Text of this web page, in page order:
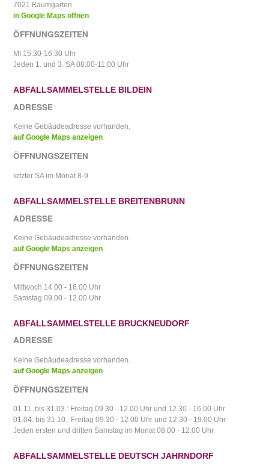
7021 Baumgarten
in Google Maps öffnen
ÖFFNUNGSZEITEN
MI 15:30-16:30 Uhr
Jeden 1. und 3. SA 08:00-11:00 Uhr
ABFALLSAMMELSTELLE BILDEIN
ADRESSE
Keine Gebäudeadresse vorhanden.
auf Google Maps anzeigen
ÖFFNUNGSZEITEN
letzter SA im Monat 8-9
ABFALLSAMMELSTELLE BREITENBRUNN
ADRESSE
Keine Gebäudeadresse vorhanden.
auf Google Maps anzeigen
ÖFFNUNGSZEITEN
Mittwoch 14.00 - 16.00 Uhr
Samstag 09.00 - 12.00 Uhr
ABFALLSAMMELSTELLE BRUCKNEUDORF
ADRESSE
Keine Gebäudeadresse vorhanden.
auf Google Maps anzeigen
ÖFFNUNGSZEITEN
01.11. bis 31.03.: Freitag 09.30 - 12.00 Uhr und 12.30 - 16.00 Uhr
01.04. bis 31.10.: Freitag 09.30 - 12.00 Uhr und 12.30 - 19.00 Uhr
Jeden ersten und dritten Samstag im Monat 08.00 - 12.00 Uhr
ABFALLSAMMELSTELLE DEUTSCH JAHRNDORF